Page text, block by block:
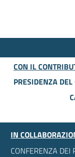
CON IL
PRESIDENZA
IN
CONFERENZA DEI